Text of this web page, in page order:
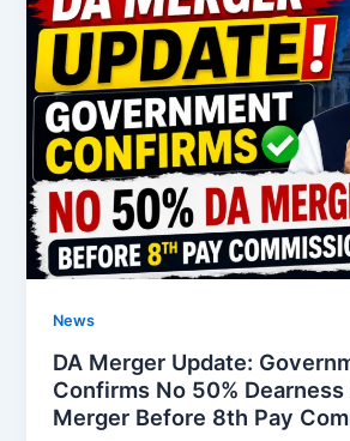
News
DA Merger Update:
Confirms No 50%
Merger Before 8th Pay